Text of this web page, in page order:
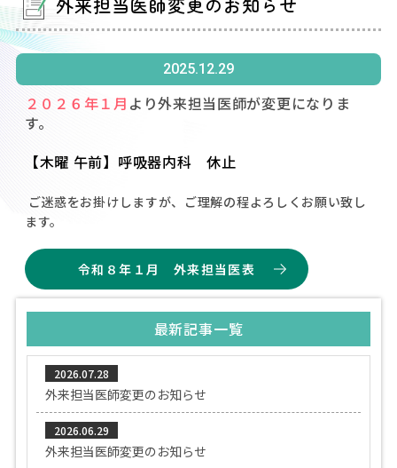
2025.12.29
２０２６年１月 より外来担当医師が変更になりま
す。
【木曜 午前】呼吸器内科 休止
ご迷惑をお掛けしますが、ご理解の程よろしくお願い致し
ます。
令和８年１月 外来担当医表
最新記事一覧
2026.07.28
外来担当医師変更のお知らせ
2026.06.29
外来担当医師変更のお知らせ